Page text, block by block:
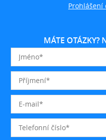
MÁTE OTÁZKY?